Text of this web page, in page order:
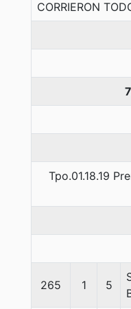
CORRIERON
Tpo.01.18.19
265 1 5